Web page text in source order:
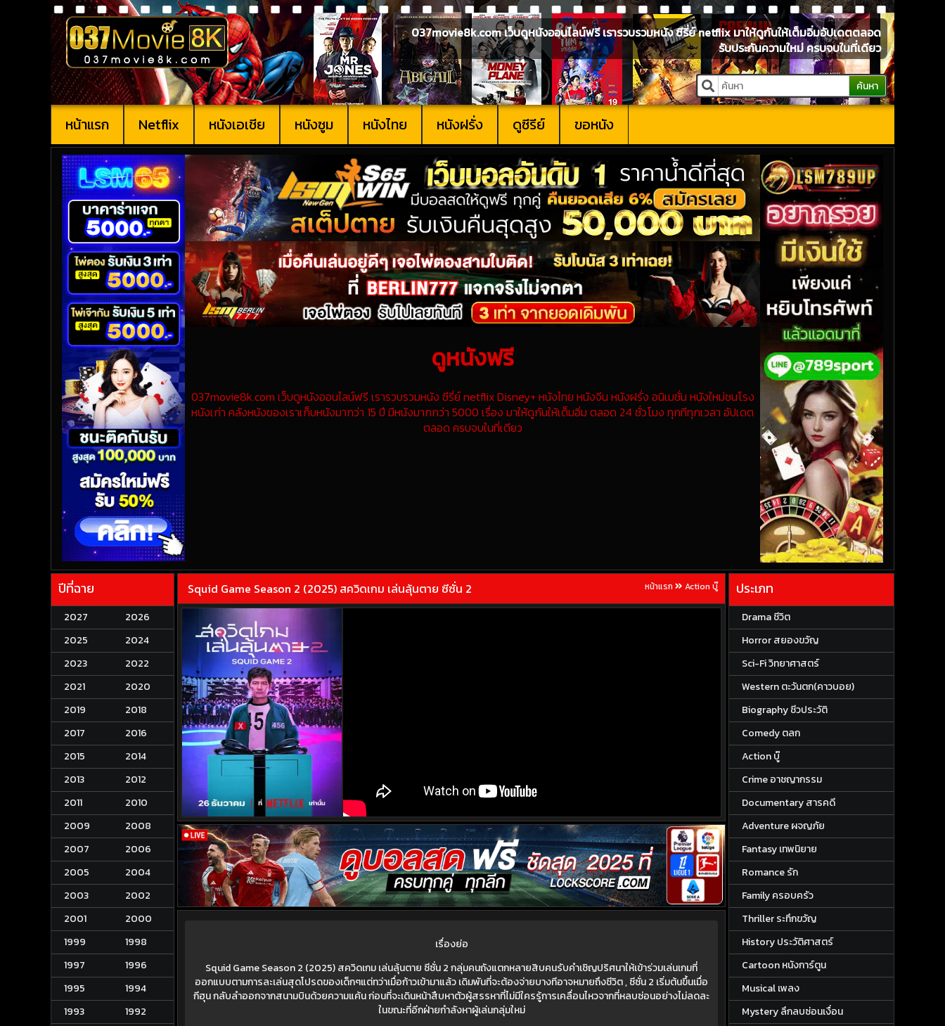
037movie8k.com เว็บดูหนังออนไลน์ฟรี เรารวบรวมหนัง ซีรี่ย์ netflix มาให้ดูกันให้เต็มอิ่มอัปเดตตลอด
รับประกันความใหม่ ครบจบในที่เดียว
ค้นหา
หน้าแรก Netflix หนังเอเชีย หนังซูม หนังไทย หนังฝรั่ง ดูซีรีย์ ขอหนัง
ดูหนังฟรี
037movie8k.com เว็บดูหนังออนไลน์ฟรี เรารวบรวมหนัง ซีรี่ย์ netflix Disney+ หนังไทย หนังจีน หนังฝรั่ง อนิเมชั่น หนังใหม่ชนโรง
หนังเก่า คลังหนังของเราเก็บหนังมากว่า 15 ปี มีหนังมากกว่า 5000 เรื่อง มาให้ดูกันให้เต็มอิ่ม ตลอด 24 ชั่วโมง ทุกทีทุกเวลา อัปเดต
ตลอด ครบจบในที่เดียว
ปีที่ฉาย
2027
2026
2025
2024
2023
2022
2021
2020
2019
2018
2017
2016
2015
2014
2013
2012
2011
2010
2009
2008
2007
2006
2005
2004
2003
2002
2001
2000
1999
1998
1997
1996
1995
1994
1993
1992
Squid Game Season 2 (2025) สควิดเกม เล่นลุ้นตาย ซีซั่น 2 หน้าแรก Action บู๊
เรื่องย่อ
Squid Game Season 2 (2025) สควิดเกม เล่นลุ้นตาย ซีซั่น 2 กลุ่มคนถังแตกหลายสิบคนรับคำเชิญปริศนาให้เข้าร่วมเล่นเกมที่
ออกแบบตามการละเล่นสุดโปรดของเด็กๆแต่ทว่าเมื่อก้าวเข้ามาแล้ว เดิมพันที่จะต้องจ่ายบางทีอาจหมายถึงชีวิต , ซีซั่น 2 เริ่มต้นขึ้นเมื่อ
กีฮุน กลับลำออกจากสนามบินด้วยความแค้น ก่อนที่จะเดินหน้าสืบหาตัวผู้สรรหาที่ไม่มีใครรู้การเคลื่อนไหวจากที่หลบซ่อนอย่างไม่ลดละ
ในขณะที่อีกฝ่ายกำลังหาผู้เล่นกลุ่มใหม่
ประเภท
Drama ชีวิต
Horror สยองขวัญ
Sci-Fi วิทยาศาสตร์
Western ตะวันตก(คาวบอย)
Biography ชีวประวัติ
Comedy ตลก
Action บู๊
Crime อาชญากรรม
Documentary สารคดี
Adventure ผจญภัย
Fantasy เทพนิยาย
Romance รัก
Family ครอบครัว
Thriller ระทึกขวัญ
History ประวัติศาสตร์
Cartoon หนังการ์ตูน
Musical เพลง
Mystery ลึกลบซ่อนเงื่อน